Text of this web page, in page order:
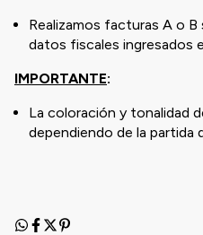
Realizamos facturas A o
datos fiscales ingresados
IMPORTANTE:
La coloración y tonalidad
dependiendo de la partida